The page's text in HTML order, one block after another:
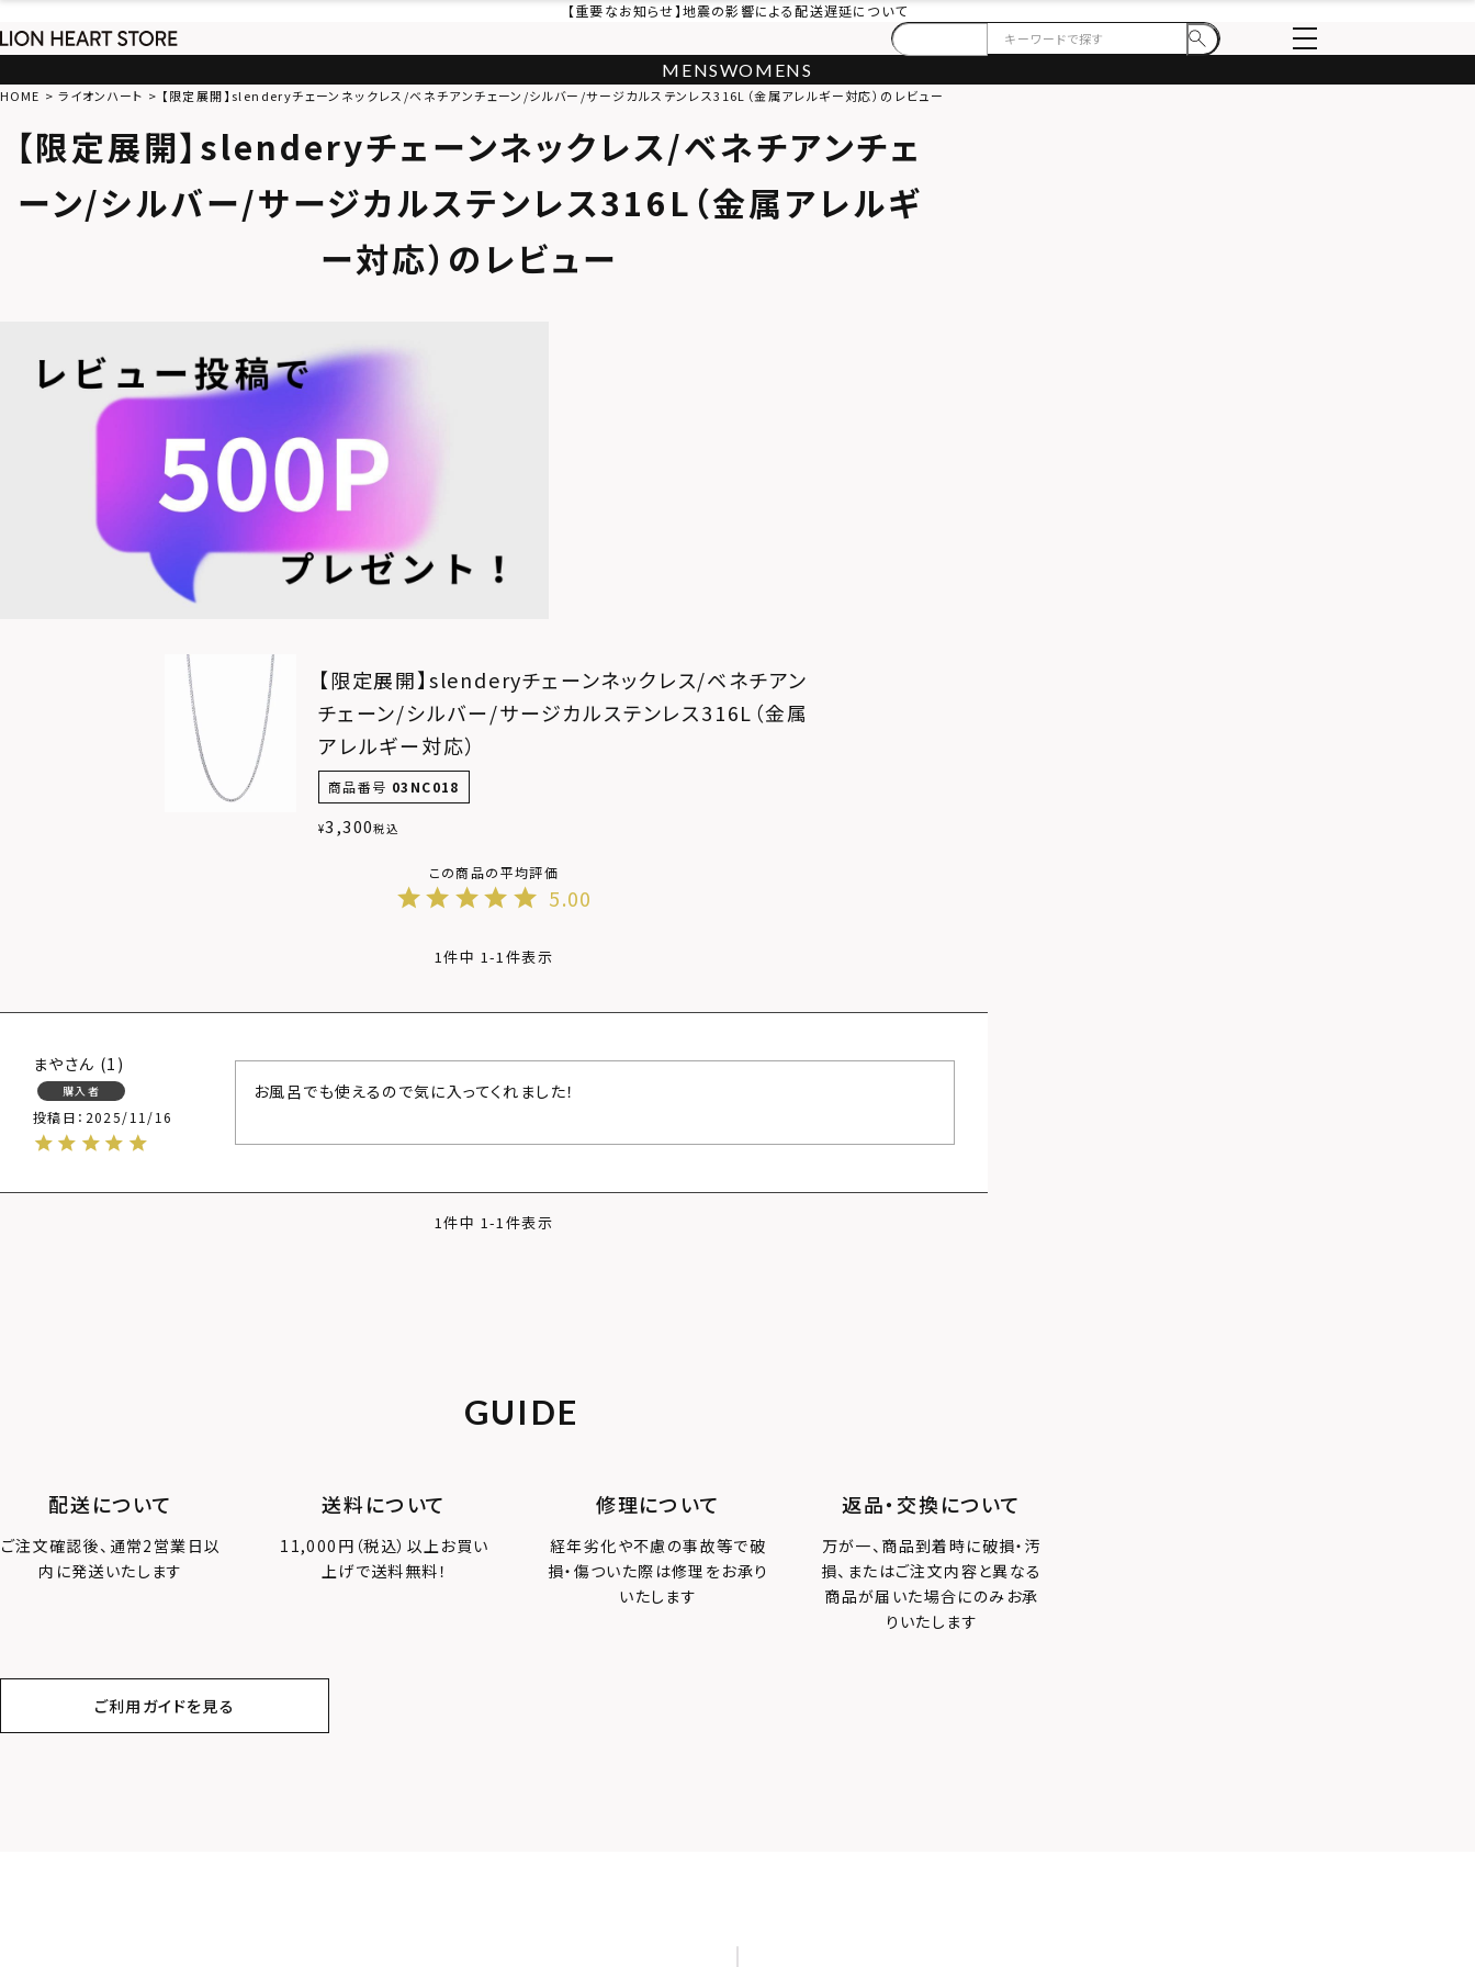
【重要なお知らせ】地震の影響による配送遅延について
MENSWOMENS
HOME ライオンハート 【限定展開】slenderyチェーンネックレス/ベネチアンチェーン/シルバー/サージカルステンレス316L（金属アレルギー対応）のレビュー
【限定展開】slenderyチェーンネックレス/ベネチアンチェ
ーン/シルバー/サージカルステンレス316L（金属アレルギ
ー対応）のレビュー
【限定展開】slenderyチェーンネックレス/ベネチアン
チェーン/シルバー/サージカルステンレス316L（金属
アレルギー対応）
商品番号 03NC018
¥3,300税込
5.00
1件中 1-1件表示
まや 1
購入者
投稿日 2025/11/16
お風呂でも使えるので気に入ってくれました！
1件中 1-1件表示
GUIDE
配送について
ご注文確認後、通常2営業日以
内に発送いたします
送料について
11,000円（税込）以上お買い
上げで送料無料！
修理について
経年劣化や不慮の事故等で破
損・傷ついた際は修理をお承り
いたします
返品・交換について
万が一、商品到着時に破損・汚
損、またはご注文内容と異なる
商品が届いた場合にのみお承
りいたします
ご利用ガイドを見る